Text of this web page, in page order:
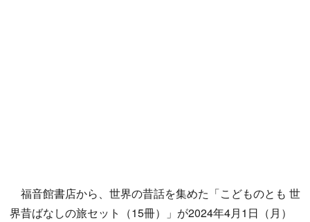
福音館書店から、世界の昔話を集めた「こどものとも 世
界昔ばなしの旅セット（15冊）」が2024年4月1日（月）